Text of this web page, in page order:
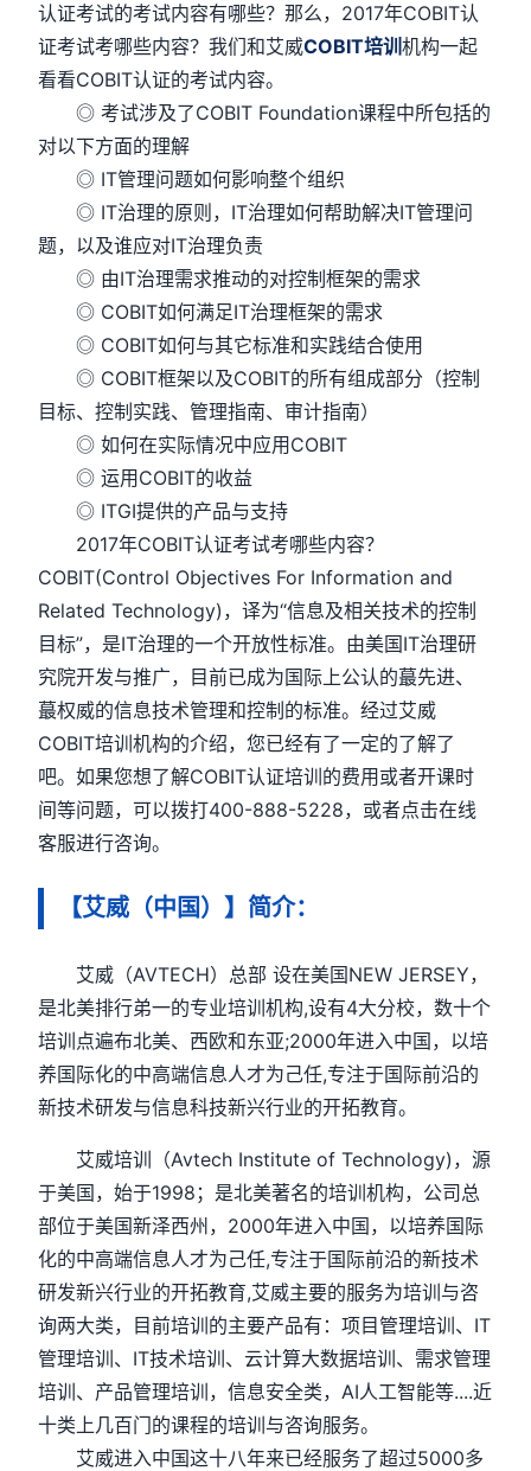
认证考试的考试内容有哪些？那么，2017年COBIT认
证考试考哪些内容？我们和艾威COBIT培训机构一起
看看COBIT认证的考试内容。
◎ 考试涉及了COBIT Foundation课程中所包括的
对以下方面的理解
◎ IT管理问题如何影响整个组织
◎ IT治理的原则，IT治理如何帮助解决IT管理问
题，以及谁应对IT治理负责
◎ 由IT治理需求推动的对控制框架的需求
◎ COBIT如何满足IT治理框架的需求
◎ COBIT如何与其它标准和实践结合使用
◎ COBIT框架以及COBIT的所有组成部分（控制
目标、控制实践、管理指南、审计指南）
◎ 如何在实际情况中应用COBIT
◎ 运用COBIT的收益
◎ ITGI提供的产品与支持
2017年COBIT认证考试考哪些内容？
COBIT(Control Objectives For Information and
Related Technology)，译为“信息及相关技术的控制
目标”，是IT治理的一个开放性标准。由美国IT治理研
究院开发与推广，目前已成为国际上公认的蕞先进、
蕞权威的信息技术管理和控制的标准。经过艾威
COBIT培训机构的介绍，您已经有了一定的了解了
吧。如果您想了解COBIT认证培训的费用或者开课时
间等问题，可以拨打400-888-5228，或者点击在线
客服进行咨询。
【艾威（中国）】简介：
艾威（AVTECH）总部 设在美国NEW JERSEY，
是北美排行弟一的专业培训机构,设有4大分校，数十个
培训点遍布北美、西欧和东亚;2000年进入中国，以培
养国际化的中高端信息人才为己任,专注于国际前沿的
新技术研发与信息科技新兴行业的开拓教育。
艾威培训（Avtech Institute of Technology)，源
于美国，始于1998；是北美著名的培训机构，公司总
部位于美国新泽西州，2000年进入中国，以培养国际
化的中高端信息人才为己任,专注于国际前沿的新技术
研发新兴行业的开拓教育,艾威主要的服务为培训与咨
询两大类，目前培训的主要产品有：项目管理培训、IT
管理培训、IT技术培训、云计算大数据培训、需求管理
培训、产品管理培训，信息安全类，AI人工智能等....近
十类上几百门的课程的培训与咨询服务。
艾威进入中国这十八年来已经服务了超过5000多